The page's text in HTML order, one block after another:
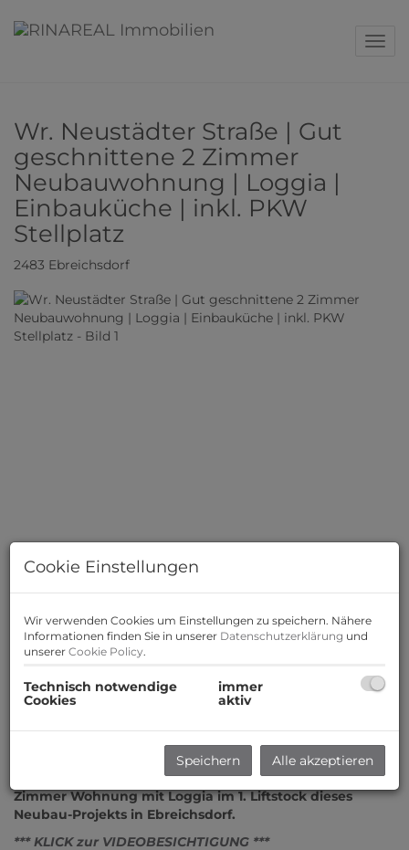
Wr. Neustädter Straße | Gut
geschnittene 2 Zimmer
Neubauwohnung | Loggia |
Einbauküche | inkl. PKW
Stellplatz
2483 Ebreichsdorf
Beschreibung
Zur Vermietung gelangt eine gut durchdachte 2
Zimmer Wohnung mit Loggia im 1. Liftstock dieses
Neubau-Projekts in Ebreichsdorf.
*** KLICK zur VIDEOBESICHTIGUNG ***
Cookie Einstellungen
Wir verwenden Cookies um Einstellungen zu speichern. Nähere
Informationen finden Sie in unserer Datenschutzerklärung und
unserer Cookie Policy.
Technisch notwendige
Cookies
immer
aktiv
Speichern Alle akzeptieren